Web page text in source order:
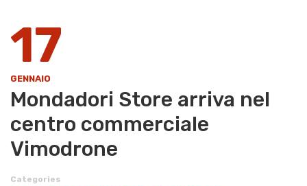
17
GENNAIO
​Mondadori Store arriva nel
centro commerciale
Vimodrone
Categories